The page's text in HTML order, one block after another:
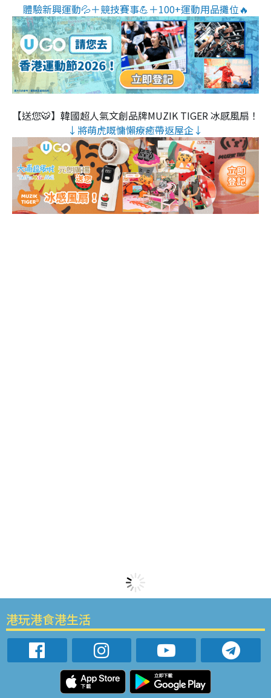
體驗新興運動💦＋競技賽事💪＋100+運動用品攤位🔥
【送您🐯】韓國超人氣文創品牌MUZIK TIGER 冰感風扇！
↓將萌虎嘅慵懶療癒帶返屋企↓
港玩港食港生活